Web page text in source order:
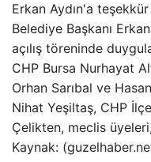
Erkan Aydın'a
Belediye Başkanı
açılış töreninde
CHP Bursa Nurhayat
Orhan Sarıbal ve
Nihat Yeşiltaş, CHP
Çelikten, meclis
Kaynak: